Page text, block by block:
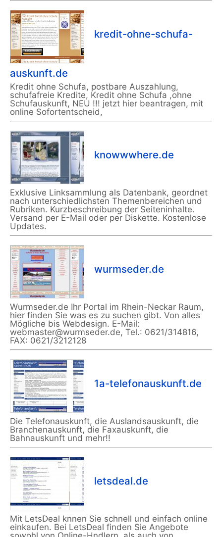
kredit-ohne-schufa-
auskunft.de
Kredit ohne Schufa, postbare Auszahlung,
schufafreie Kredite, Kredit ohne Schufa ,ohne
Schufauskunft, NEU !!! jetzt hier beantragen, mit
online Sofortentscheid,
knowwwhere.de
Exklusive Linksammlung als Datenbank, geordnet
nach unterschiedlichsten Themenbereichen und
Rubriken. Kurzbeschreibung der Seiteninhalte.
Versand per E-Mail oder per Diskette. Kostenlose
Updates.
wurmseder.de
Wurmseder.de Ihr Portal im Rhein-Neckar Raum,
hier finden Sie was es zu suchen gibt. Von alles
Mögliche bis Webdesign. E-Mail:
webmaster@wurmseder.de, Tel.: 0621/314816,
FAX: 0621/3212128
1a-telefonauskunft.de
Die Telefonauskunft, die Auslandsauskunft, die
Branchenauskunft, die Faxauskunft, die
Bahnauskunft und mehr!!
letsdeal.de
Mit LetsDeal knnen Sie schnell und einfach online
einkaufen. Bei LetsDeal finden Sie Angebote